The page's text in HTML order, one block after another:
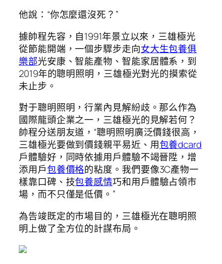
他說：“你怎麼還沒死？”
據帥程先容，自1991年景立以來，三雄極光
從節能開端，一個步驟步走向女大生包養俱
樂部光安康、智能產物、智能家居體系，到
2019年的聰明照明，三雄極光對光的摸索從
未止步。
對于聰明照明，行業內見解紛歧。那么作為
國際龍頭企業之一，三雄極光的見解若何？
帥程分送朋友道，“聰明照明廣泛價錢很高，
三雄極光要做到價錢親平易近、用包養dcard
戶體驗好，同時依據用戶體驗不竭晉陞，增
添用戶包養價格的粘度。我們要像3C產物一
樣靠口碑、技包養感情巧和用戶體驗占領市
場，而不只僅是低價。”
為告竣既定的市場目的，三雄極光在聰明照
明上做了全方位的計謀布局。